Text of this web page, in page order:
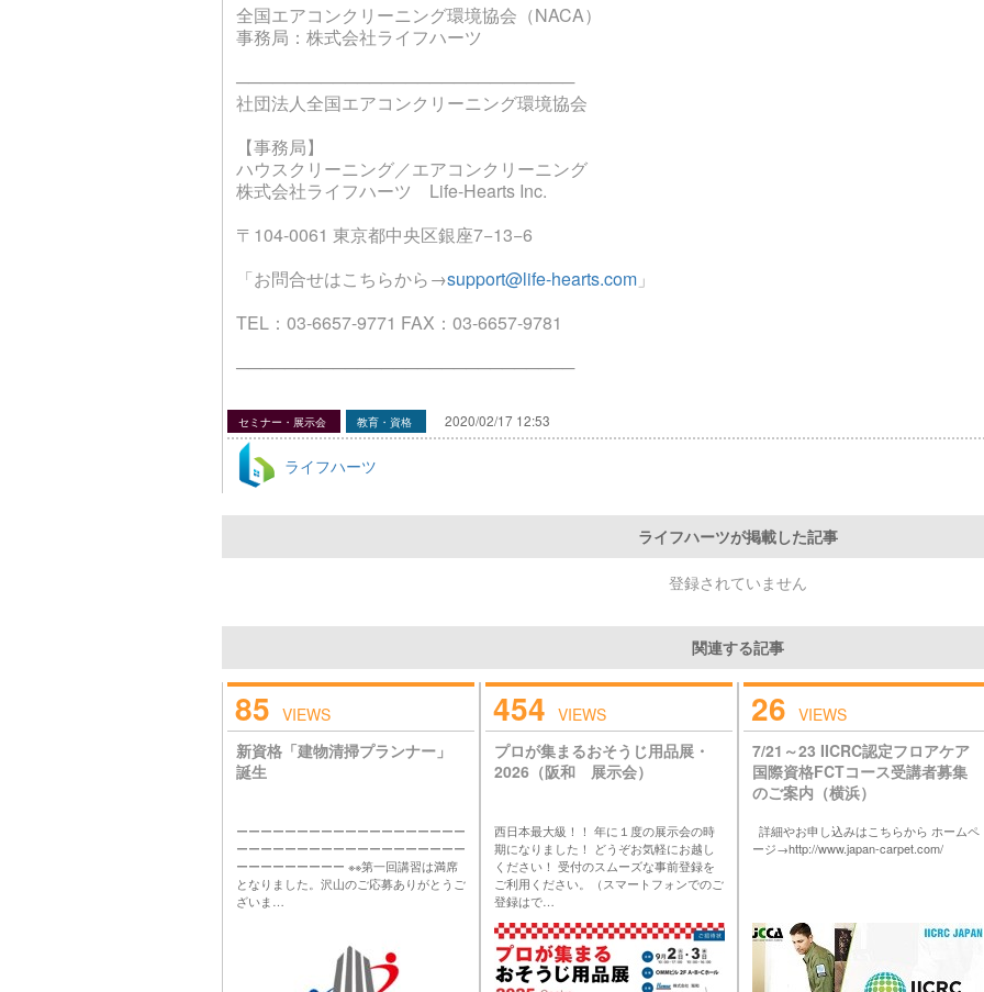
全国エアコンクリーニング環境協会（NACA）
事務局：株式会社ライフハーツ
────────────────────────────
社団法人全国エアコンクリーニング環境協会
【事務局】
ハウスクリーニング／エアコンクリーニング
株式会社ライフハーツ Life-Hearts Inc.
〒104-0061 東京都中央区銀座7−13−6
「お問合せはこちらから→support@life-hearts.com 」
TEL：03-6657-9771 FAX：03-6657-9781
────────────────────────────
セミナー・展示会 教育・資格 2020/02/17 12:53
ライフハーツ
ライフハーツが掲載した記事
登録されていません
関連する記事
85 VIEWS
新資格「建物清掃プランナー」
誕生
ーーーーーーーーーーーーーーーーーーー
ーーーーーーーーーーーーーーーーーーー
ーーーーーーーーー ※※第一回講習は満席
となりました。沢山のご応募ありがとうご
ざいま…
454 VIEWS
プロが集まるおそうじ用品展・
2026（阪和 展示会）
西日本最大級！！ 年に１度の展示会の時
期になりました！ どうぞお気軽にお越し
ください！ 受付のスムーズな事前登録を
ご利用ください。（スマートフォンでのご
登録はで…
26 VIEWS
7/21～23 IICRC認定フロアケア
国際資格FCTコース受講者募集
のご案内（横浜）
詳細やお申し込みはこちらから ホームペ
ージ→http://www.japan-carpet.com/